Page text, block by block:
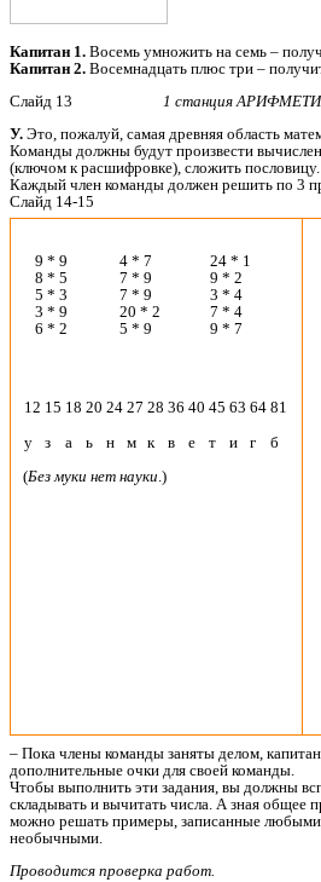
Капитан 1. Восемь умножить на семь –
Капитан 2. Восемнадцать плюс три –
Слайд 13 1 станция
У. Это, пожалуй, самая древняя область
Команды должны будут произвести
(ключом к расшифровке), сложить пословицу.
Каждый член команды должен решить по 3
Слайд 14-15
9 * 9
8 * 5
5 * 3
3 * 9
6 * 2
4 * 7
7 * 9
7 * 9
20 * 2
5 * 9
24 * 1
9 * 2
3 * 4
7 * 4
9 * 7
12 15 18 20 24 27 28 36 40 45 63 64 81
у
з а ь н м к в е т и г
б
(Без муки нет науки.)
– Пока члены команды заняты делом,
дополнительные очки для своей команды.
Чтобы выполнить эти задания, вы должны
складывать и вычитать числа. А зная общее
можно решать примеры, записанные
необычными.
Проводится проверка работ.